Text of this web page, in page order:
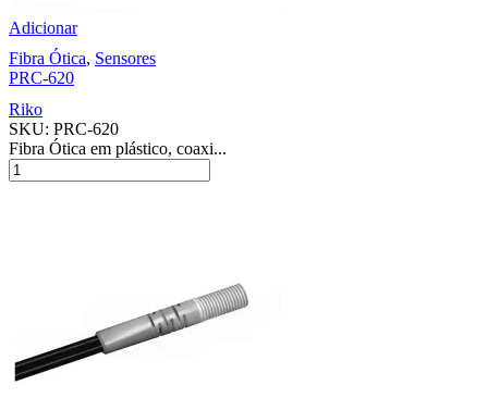
Adicionar
Fibra Ótica, Sensores
PRC-620
Riko
SKU: PRC-620
Fibra Ótica em plástico, coaxi...